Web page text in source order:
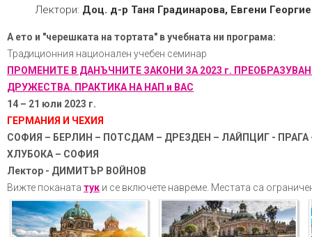
Лектори: Доц. д-р Таня Градинарова, Евгени
А ето и "черешката на тортата" в учебната ни програма:
Традиционния национален учебен семинар
ПРОМЕНИТЕ В ДАНЪЧНИТЕ ЗАКОНИ ЗА 2023 г.
ДРУЖЕСТВА. ПРАКТИКА НА НАП и ВАС
14 – 21 юли 2023 г.
ГЕРМАНИЯ И ЧЕХИЯ
СОФИЯ – БЕРЛИН – ПОТСДАМ – ДРЕЗДЕН – ЛАЙПЦИГ -
ХЛУБОКА – СОФИЯ
Лектор - ДИМИТЪР ВОЙНОВ
Вижте поканата тук и се включете навреме. Местата са